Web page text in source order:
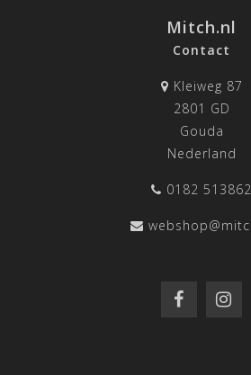
Mitch.nl
Contact
Kleiweg 87
2801 GD
Gouda
Nederland
0182 513862